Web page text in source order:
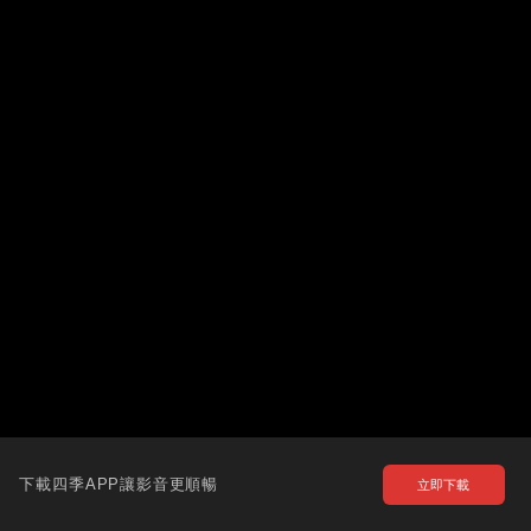
下載四季APP讓影音更順暢 立即下載